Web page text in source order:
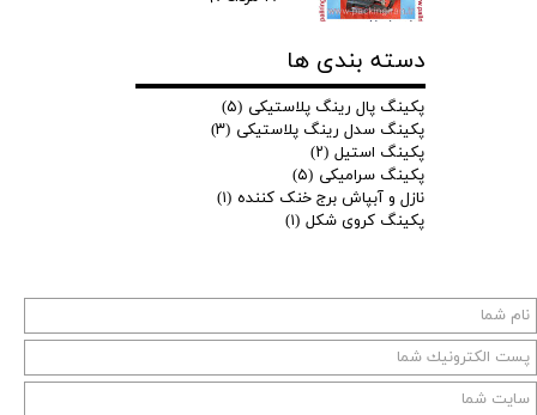
دسته بندی ها
پکینگ پال رینگ پلاستیکی (۵)
پکینگ سدل رینگ پلاستیکی (۳)
پکینگ استیل (۲)
پکینگ سرامیکی (۵)
نازل و آبپاش برج خنک کننده (۱)
پکینگ کروی شکل (۱)